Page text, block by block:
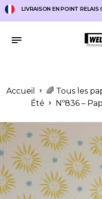
LIVRAISON EN POINT
Accueil 🌈 Tous les
Été
Nº836 –